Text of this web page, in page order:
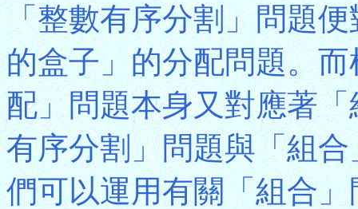
「整數有序分割」問題
的盒子」的分配問題。
配」問題本身又對應著
有序分割」問題與「組
們可以運用有關「組合